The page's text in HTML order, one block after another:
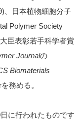
、日本植物細胞分子
Polymer Society
臣表彰若手科学者賞
Journalの
Biomaterials
務める。
に行われたものです